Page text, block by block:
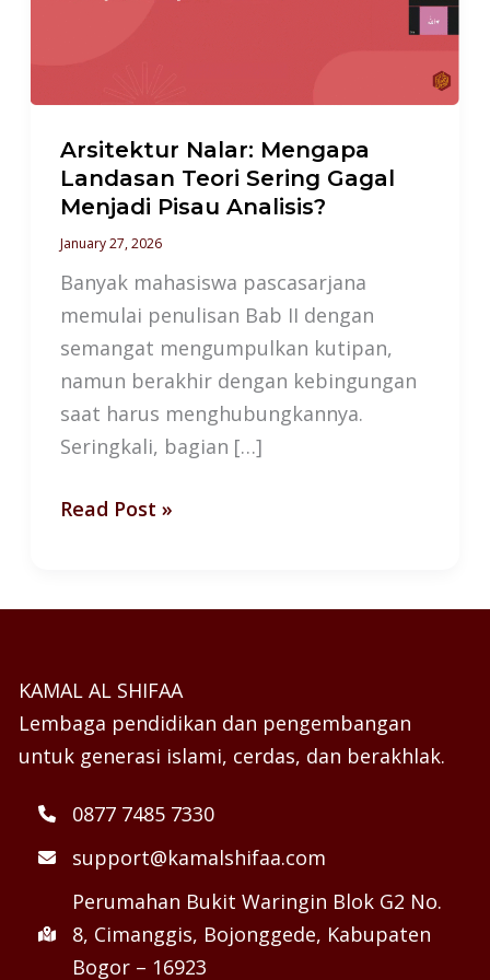
Arsitektur Nalar: Mengapa
Landasan Teori Sering Gagal
Menjadi Pisau Analisis?
January 27, 2026
Banyak mahasiswa pascasarjana
memulai penulisan Bab II dengan
semangat mengumpulkan kutipan,
namun berakhir dengan kebingungan
saat harus menghubungkannya.
Seringkali, bagian […]
Menjadi
Pisau
Analisis?
Read Post »
KAMAL AL SHIFAA
Lembaga pendidikan dan pengembangan
untuk generasi islami, cerdas, dan berakhlak.
0877 7485 7330
support@kamalshifaa.com
Perumahan Bukit Waringin Blok G2 No.
8, Cimanggis, Bojonggede, Kabupaten
Bogor – 16923